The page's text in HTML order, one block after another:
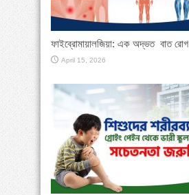
ফাইব্রোমায়ালজিয়া: এক অদ্ভত বাত রোগ
April 15, 2026